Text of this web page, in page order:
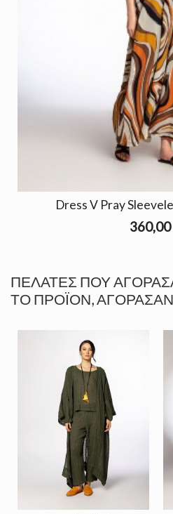
Dress V Pray
ΠΕΛΆΤΕΣ ΠΟΥ
ΤΟ ΠΡΟΪΌΝ,